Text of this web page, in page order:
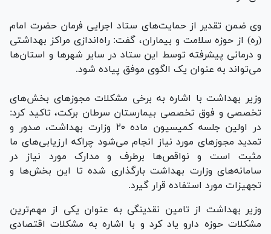
وی ضمن تقدیر از حمایت‌های ستاد اجرایی فرمان حضرت امام
(ره) از حوزه سلامت و بیماران، گفت: راه‌اندازی مراکز بهداشتی
و درمانی پیشرفته توسط این ستاد در سایر شهر‌ها و استان‌ها
می‌تواند به عنوان یک الگوی موفق پیاده شود.
وزیر بهداشت با اشاره به برخی مشکلات مجوز‌های بخش‌های
تخصصی و فوق تخصصی بیمارستان سرطان برکت، تاکید کرد:
در اولین جلسه کمیسیون ماده ۲۰ وزارت بهداشت، صدور و
تمدید مجوز‌های مورد نیاز انجام می‌شود چراکه ارزیابی‌های ما
مثبت است و نواقص‌ها برطرف و مدارک مورد نیاز در
سامانه‌های وزارت بهداشت بارگذاری شده تا این بخش‌ها و
تجهیزات مورد استفاده قرار گیرد.
وزیر بهداشت از تامین نقدینگی به عنوان یکی از مهم‌ترین
مشکلات حوزه دارو یاد کرد و با اشاره به مشکلات اقتصادی